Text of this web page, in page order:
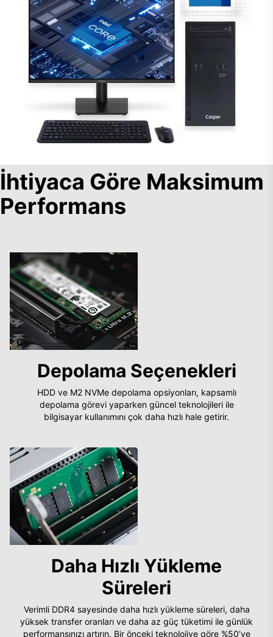
İhtiyaca Göre Maksimum
Performans
Depolama Seçenekleri
HDD ve M2 NVMe depolama opsiyonları, kapsamlı
depolama görevi yaparken güncel teknolojileri ile
bilgisayar kullanımını çok daha hızlı hale getirir.
Daha Hızlı Yükleme
Süreleri
Verimli DDR4 sayesinde daha hızlı yükleme süreleri, daha
yüksek transfer oranları ve daha az güç tüketimi ile günlük
performansınızı artırın. Bir önceki teknolojiye göre %50’ye